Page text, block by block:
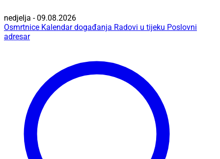
nedjelja - 09.08.2026
Osmrtnice Kalendar događanja Radovi u tijeku Poslovni
adresar